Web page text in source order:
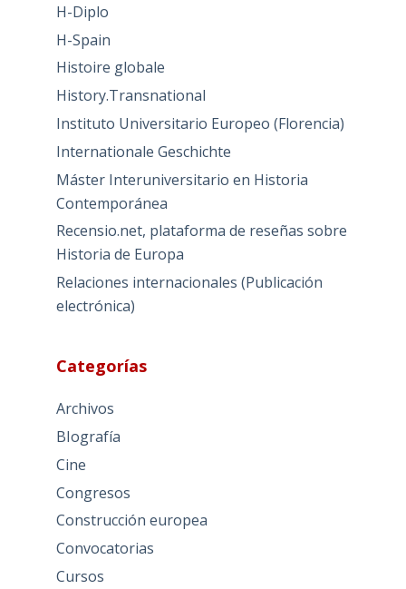
H-Diplo
H-Spain
Histoire globale
History.Transnational
Instituto Universitario Europeo (Florencia)
Internationale Geschichte
Máster Interuniversitario en Historia
Contemporánea
Recensio.net, plataforma de reseñas sobre
Historia de Europa
Relaciones internacionales (Publicación
electrónica)
Categorías
Archivos
BIografía
Cine
Congresos
Construcción europea
Convocatorias
Cursos